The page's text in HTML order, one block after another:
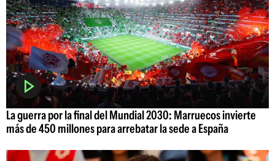
La guerra por la final del Mundial 2030: Marruecos invierte
más de 450 millones para arrebatar la sede a España